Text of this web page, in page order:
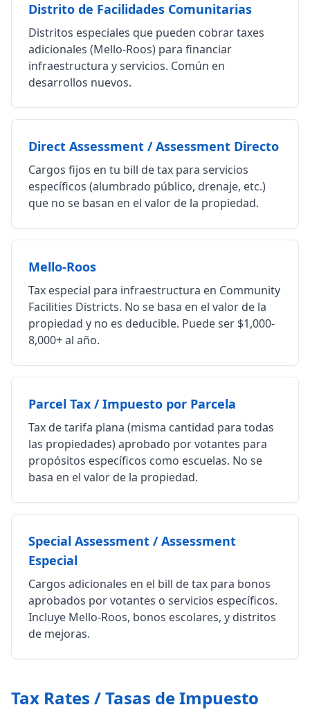
Distrito de Facilidades Comunitarias
Distritos especiales que pueden cobrar taxes
adicionales (Mello-Roos) para financiar
infraestructura y servicios. Común en
desarrollos nuevos.
Direct Assessment / Assessment Directo
Cargos fijos en tu bill de tax para servicios
específicos (alumbrado público, drenaje, etc.)
que no se basan en el valor de la propiedad.
Mello-Roos
Tax especial para infraestructura en Community
Facilities Districts. No se basa en el valor de la
propiedad y no es deducible. Puede ser $1,000-
8,000+ al año.
Parcel Tax / Impuesto por Parcela
Tax de tarifa plana (misma cantidad para todas
las propiedades) aprobado por votantes para
propósitos específicos como escuelas. No se
basa en el valor de la propiedad.
Special Assessment / Assessment
Especial
Cargos adicionales en el bill de tax para bonos
aprobados por votantes o servicios específicos.
Incluye Mello-Roos, bonos escolares, y distritos
de mejoras.
Tax Rates / Tasas de Impuesto